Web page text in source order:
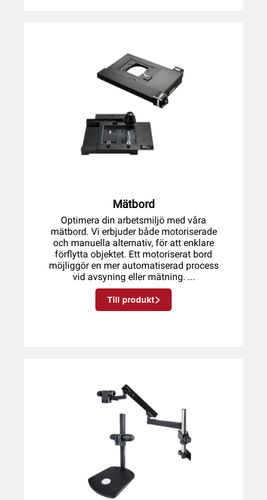
Mätbord
Optimera din arbetsmiljö med våra
mätbord. Vi erbjuder både motoriserade
och manuella alternativ, för att enklare
förflytta objektet. Ett motoriserat bord
möjliggör en mer automatiserad process
vid avsyning eller mätning. ...
Till produkt